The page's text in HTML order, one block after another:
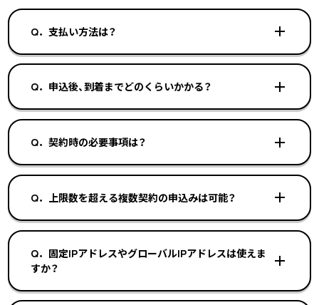
Q．支払い方法は？
Q．申込後、到着までどのくらいかかる？
Q．契約時の必要事項は？
Q．上限数を超える複数契約の申込みは可能？
Q．固定IPアドレスやグローバルIPアドレスは使えま
すか？